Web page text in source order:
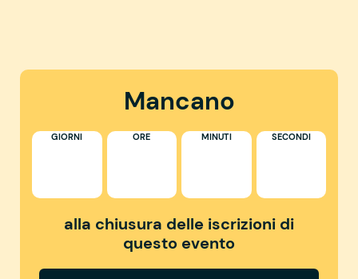
Mancano
GIORNI ORE MINUTI SECONDI
alla chiusura delle iscrizioni di
questo evento